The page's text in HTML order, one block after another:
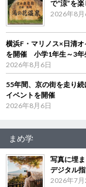
で“涼”を
2026年8月
横浜F・マリノス×日清
を開催 小学1年生～3年
2026年8月6日
55年間、京の街を走り
イベントを開催
2026年8月6日
まめ学
写真に埋
デジタル指
2026年7月